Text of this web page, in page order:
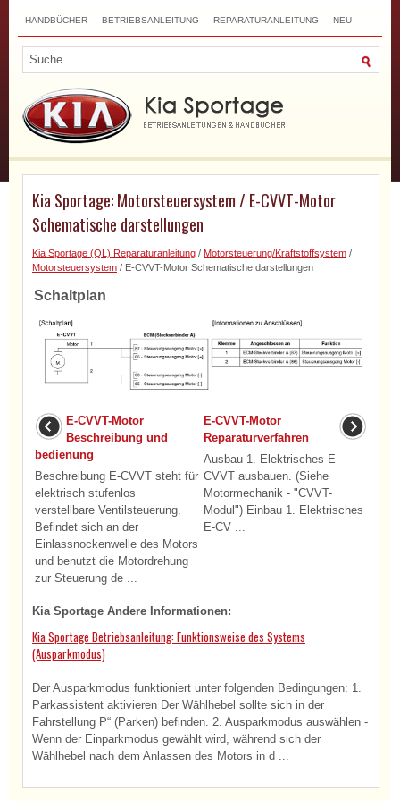
HANDBÜCHER BETRIEBSANLEITUNG REPARATURANLEITUNG NEU
Kia Sportage: Motorsteuersystem / E-CVVT-Motor
Schematische darstellungen
Kia Sportage (QL) Reparaturanleitung / Motorsteuerung/Kraftstoffsystem /
Motorsteuersystem / E-CVVT-Motor Schematische darstellungen
Schaltplan
E-CVVT-Motor
Beschreibung und
bedienung
Beschreibung E-CVVT steht für
elektrisch stufenlos
verstellbare Ventilsteuerung.
Befindet sich an der
Einlassnockenwelle des Motors
und benutzt die Motordrehung
zur Steuerung de ...
E-CVVT-Motor
Reparaturverfahren
Ausbau 1. Elektrisches E-
CVVT ausbauen. (Siehe
Motormechanik - "CVVT-
Modul") Einbau 1. Elektrisches
E-CV ...
Kia Sportage Andere Informationen:
Kia Sportage Betriebsanleitung: Funktionsweise des Systems
(Ausparkmodus)
Der Ausparkmodus funktioniert unter folgenden Bedingungen: 1.
Parkassistent aktivieren Der Wählhebel sollte sich in der
Fahrstellung P“ (Parken) befinden. 2. Ausparkmodus auswählen -
Wenn der Einparkmodus gewählt wird, während sich der
Wählhebel nach dem Anlassen des Motors in d ...